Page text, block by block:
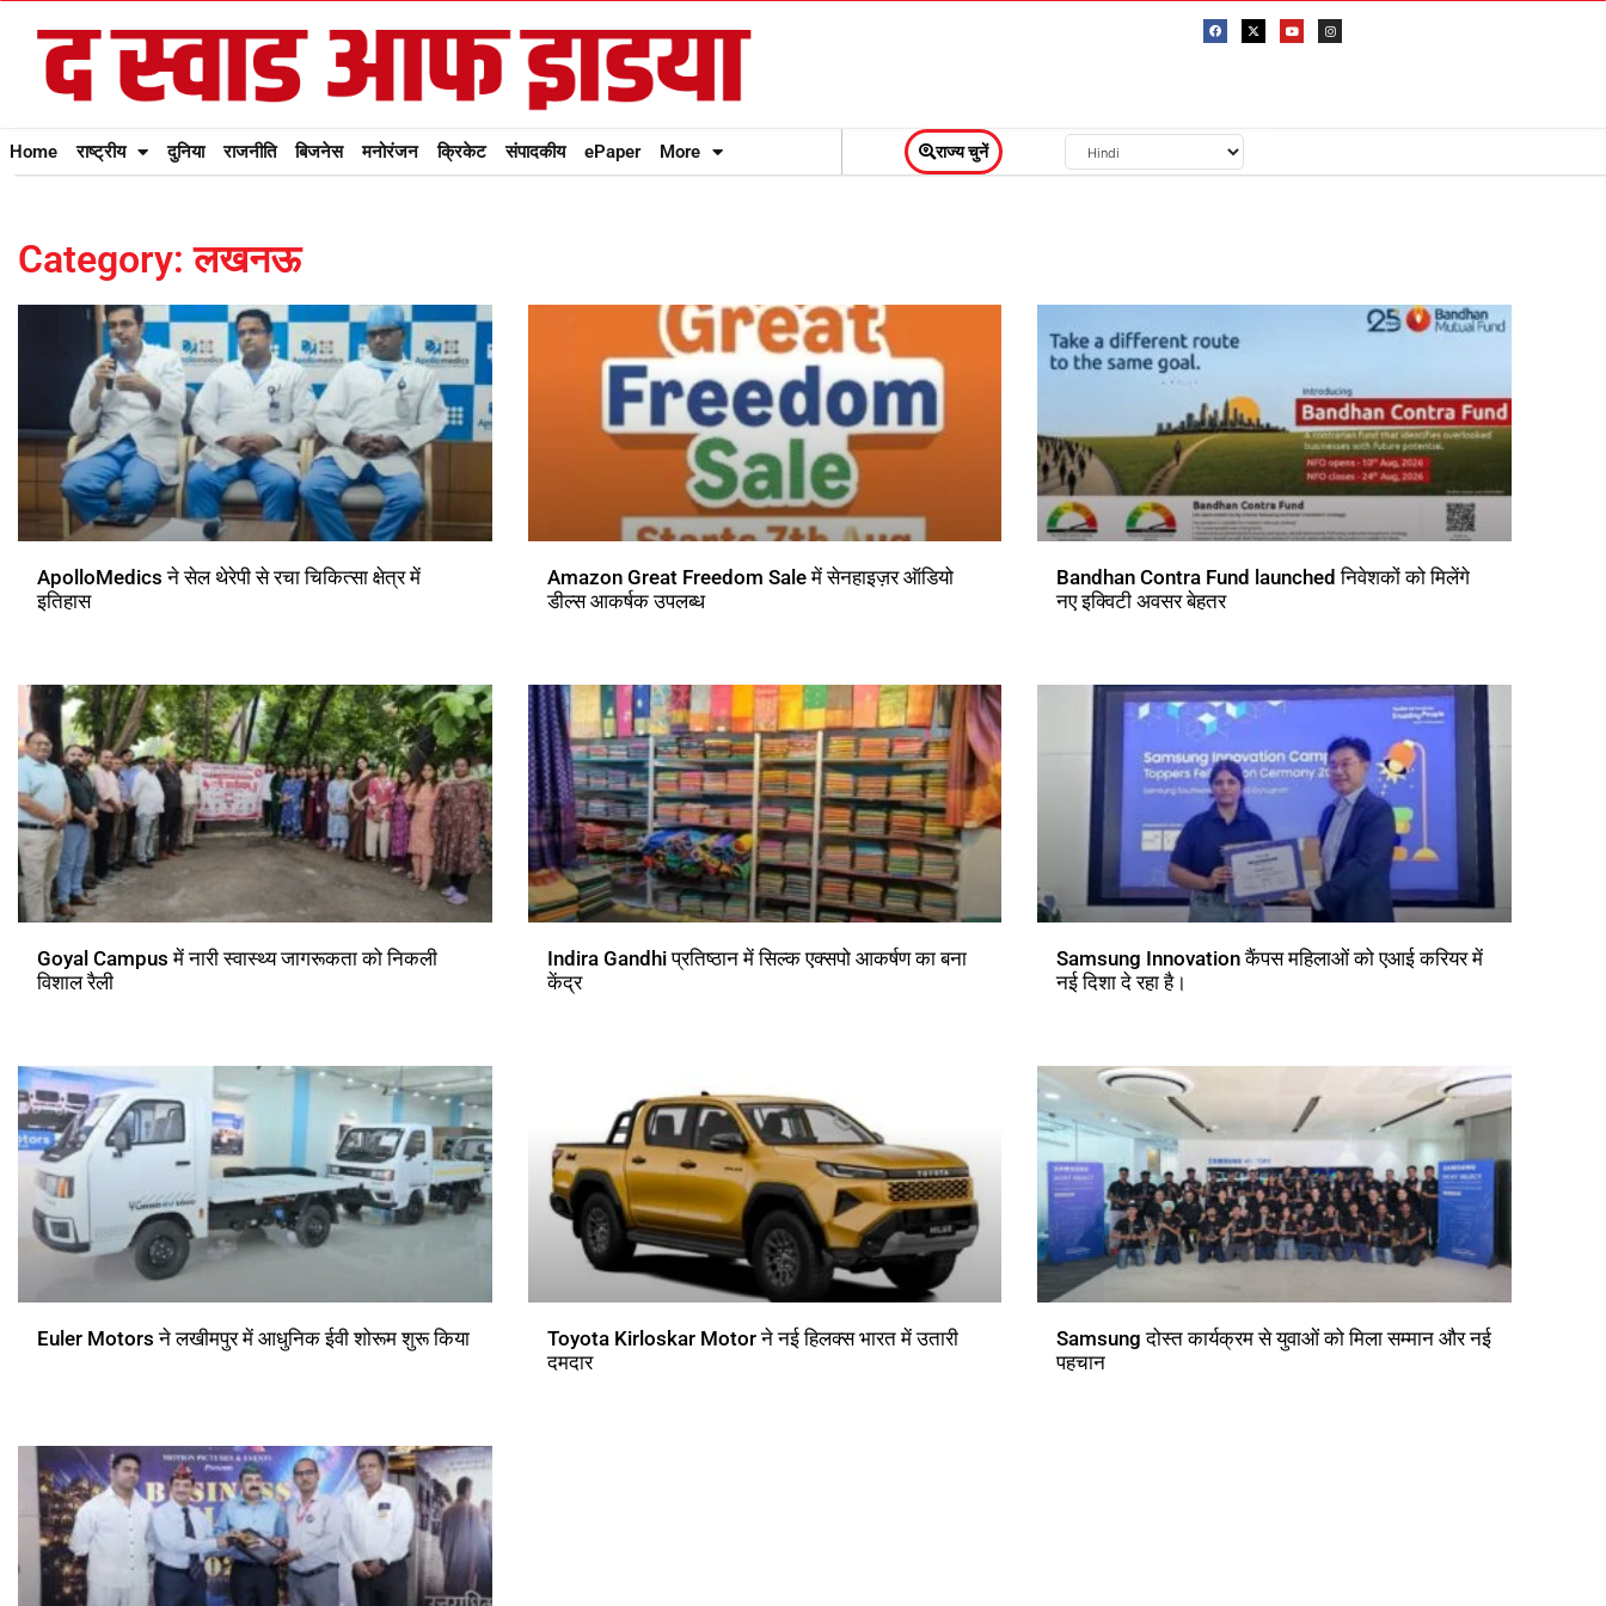
Home राष्ट्रीय दुनिया राजनीति बिजनेस मनोरंजन क्रिकेट संपादकीय ePaper More राज्य चुनें
Category: लखनऊ
ApolloMedics ने सेल थेरेपी से रचा चिकित्सा क्षेत्र में
इतिहास
Amazon Great Freedom Sale में सेनहाइज़र ऑडियो
डील्स आकर्षक उपलब्ध
Bandhan Contra Fund launched निवेशकों को मिलेंगे
नए इक्विटी अवसर बेहतर
Goyal Campus में नारी स्वास्थ्य जागरूकता को निकली
विशाल रैली
Indira Gandhi प्रतिष्ठान में सिल्क एक्सपो आकर्षण का बना
केंद्र
Samsung Innovation कैंपस महिलाओं को एआई करियर में
नई दिशा दे रहा है।
Euler Motors ने लखीमपुर में आधुनिक ईवी शोरूम शुरू किया
Toyota Kirloskar Motor ने नई हिलक्स भारत में उतारी
दमदार
Samsung दोस्त कार्यक्रम से युवाओं को मिला सम्मान और नई
पहचान